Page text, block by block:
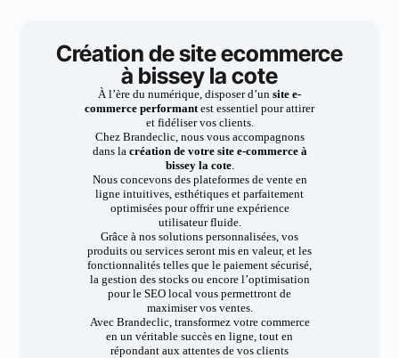
Création de site ecommerce
à bissey la cote
À l’ère du numérique, disposer d’un site e-
commerce performantest essentiel pour attirer
et fidéliser vos clients.
Chez Brandeclic, nous vous accompagnons
dans la création de votre site e-commerce à
bissey la cote.
Nous concevons des plateformes de vente en
ligne intuitives, esthétiques et parfaitement
optimisées pour offrir une expérience
utilisateur fluide.
Grâce à nos solutions personnalisées, vos
produits ou services seront mis en valeur, et les
fonctionnalités telles que le paiement sécurisé,
la gestion des stocks ou encore l’optimisation
pour le SEO local vous permettront de
maximiser vos ventes.
Avec Brandeclic, transformez votre commerce
en un véritable succès en ligne, tout en
répondant aux attentes de vos clients